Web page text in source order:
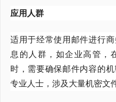
应用人群
适用于经常使用邮件进行
息的人群，如企业高管，
时，需要确保邮件内容的
专业人士，涉及大量机密文